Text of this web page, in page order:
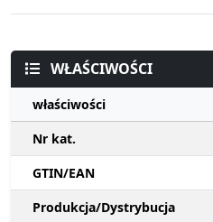
WŁAŚCIWOŚCI
właściwości
Nr kat.
GTIN/EAN
Produkcja/Dystrybucja